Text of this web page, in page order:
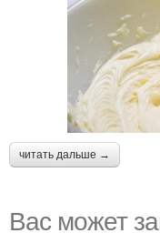
читать дальше →
Вас может